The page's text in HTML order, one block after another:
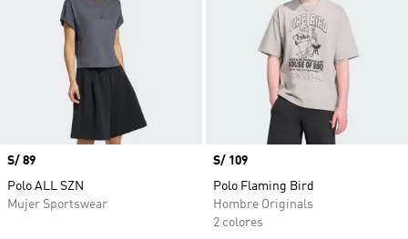
Precio
S/ 89
Polo ALL SZN
Mujer Sportswear
Precio
S/ 109
Polo Flaming Bird
Hombre Originals
2 colores